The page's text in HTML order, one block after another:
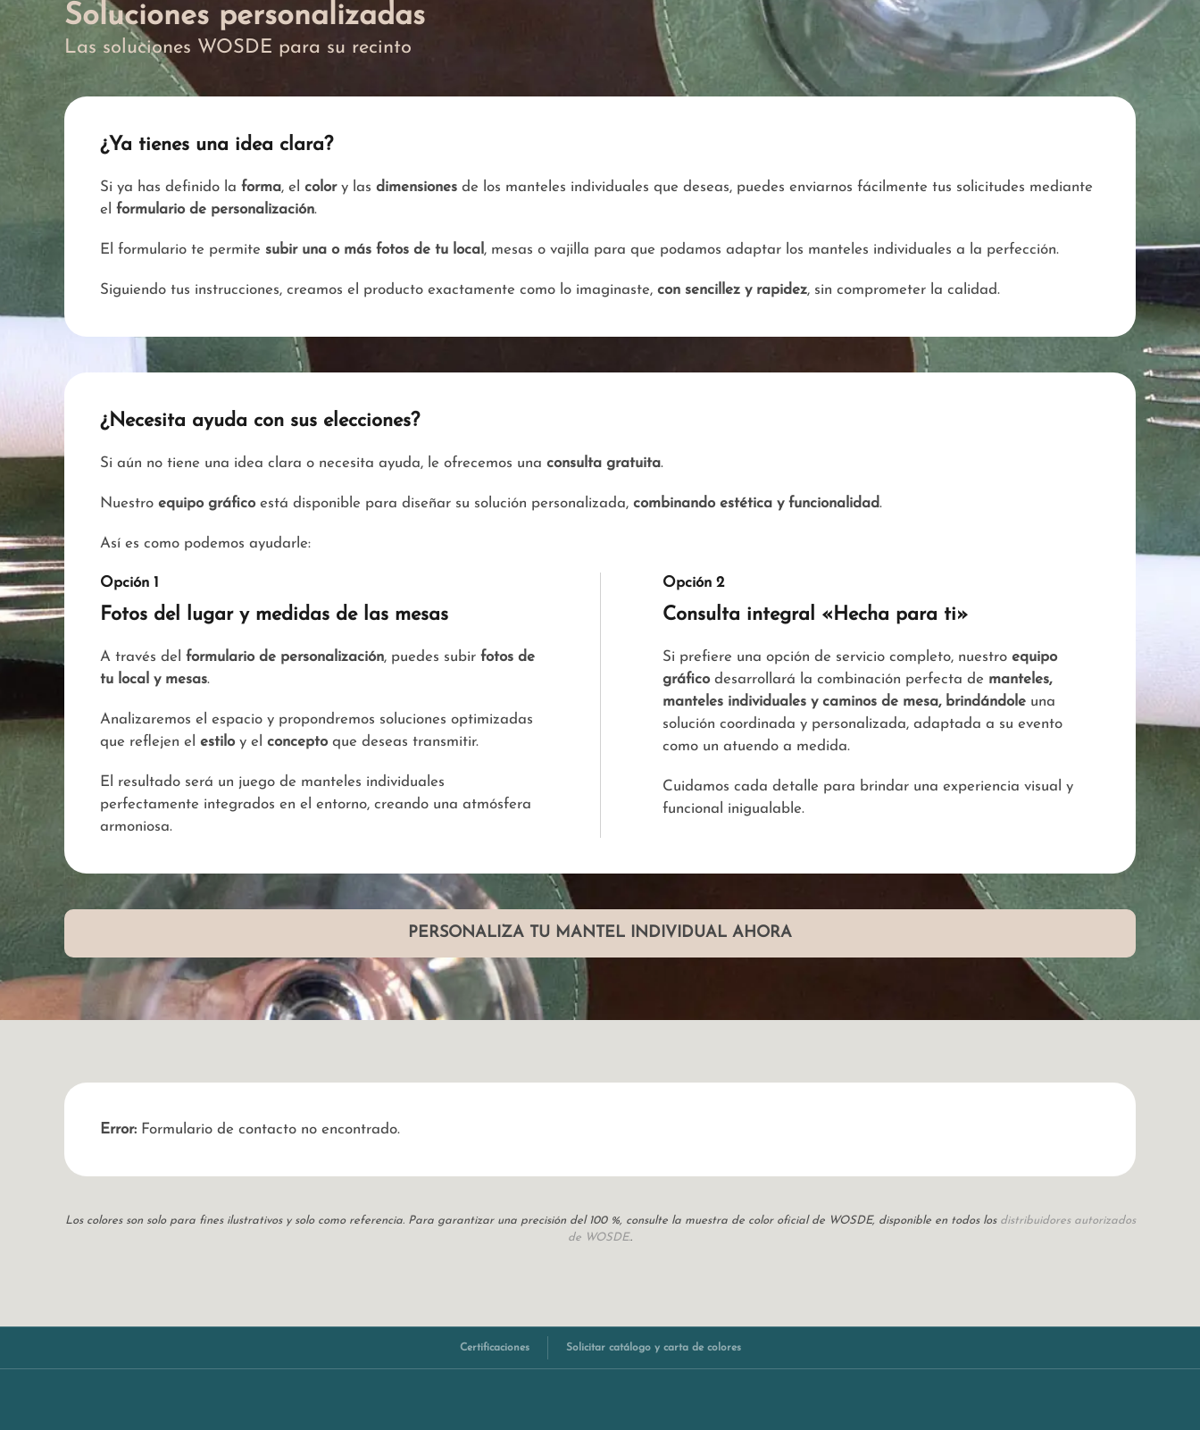
Soluciones personalizadas
Las soluciones WOSDE para su recinto
¿Ya tienes una idea clara?
Si ya has definido la forma, el colory las dimensiones de los manteles individuales que deseas, puedes enviarnos fácilmente tus solicitudes mediante
el formulario de personalización.
El formulario te permite subir una o más fotos de tu local , mesas o vajilla para que podamos adaptar los manteles individuales a la perfección.
Siguiendo tus instrucciones, creamos el producto exactamente como lo imaginaste, con sencillez y rapidez, sin comprometer la calidad.
¿Necesita ayuda con sus elecciones?
Si aún no tiene una idea clara o necesita ayuda, le ofrecemos una consulta gratuita.
Nuestro equipo gráficoestá disponible para diseñar su solución personalizada, combinando estética y funcionalidad.
Así es como podemos ayudarle:
Opción 1
Fotos del lugar y medidas de las mesas
A través del formulario de personalización, puedes subir fotos de
tu local y mesas.
Analizaremos el espacio y propondremos soluciones optimizadas
que reflejen el estiloy el conceptoque deseas transmitir.
El resultado será un juego de manteles individuales
perfectamente integrados en el entorno, creando una atmósfera
armoniosa.
Opción 2
Consulta integral «Hecha para ti»
Si prefiere una opción de servicio completo, nuestro equipo
gráficodesarrollará la combinación perfecta de manteles,
manteles individuales y caminos de mesa, brindándole una
solución coordinada y personalizada, adaptada a su evento
como un atuendo a medida.
Cuidamos cada detalle para brindar una experiencia visual y
funcional inigualable.
PERSONALIZA TU MANTEL INDIVIDUAL AHORA
Error: Formulario de contacto no encontrado.
Los colores son solo para fines ilustrativos y solo como referencia. Para garantizar una precisión del 100 %, consulte la muestra de color oficial de WOSDE, disponible en todos los distribuidores autorizados
de WOSDE..
Certificaciones Solicitar catálogo y carta de colores